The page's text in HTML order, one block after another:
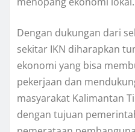
Dengan dukungan dari
sekitar IKN diharapkan
ekonomi yang bisa
pekerjaan dan
masyarakat Kalimantan
dengan tujuan